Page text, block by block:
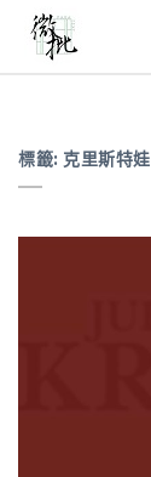
標籤: 克里斯特娃